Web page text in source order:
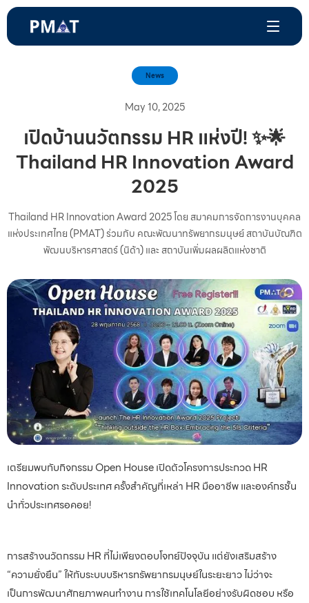
News
May 10, 2025
เปิดบ้านนวัตกรรม HR แห่งปี! ✨🌟
Thailand HR Innovation Award
2025
Thailand HR Innovation Award 2025 โดย สมาคมการจัดการงานบุคคล
แห่งประเทศไทย (PMAT) ร่วมกับ คณะพัฒนาทรัพยากรมนุษย์ สถาบันบัณฑิต
พัฒนบริหารศาสตร์ (นิด้า) และ สถาบันเพิ่มผลผลิตแห่งชาติ
เตรียมพบกับกิจกรรม Open House เปิดตัวโครงการประกวด HR
Innovation ระดับประเทศ ครั้งสำคัญที่เหล่า HR มืออาชีพ และองค์กรชั้น
นำทั่วประเทศรอคอย!
การสร้างนวัตกรรม HR ที่ไม่เพียงตอบโจทย์ปัจจุบัน แต่ยังเสริมสร้าง
“ความยั่งยืน” ให้กับระบบบริหารทรัพยากรมนุษย์ในระยะยาว ไม่ว่าจะ
เป็นการพัฒนาศักยภาพคนทำงาน การใช้เทคโนโลยีอย่างรับผิดชอบ หรือ